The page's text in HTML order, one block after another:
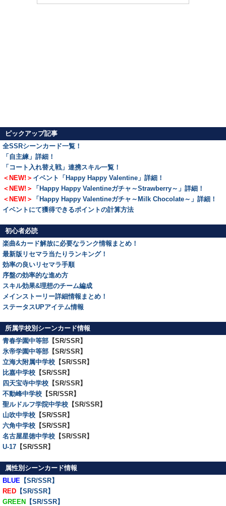
ピックアップ記事
全SSRシーンカード一覧！
「自主練」詳細！
「コート入れ替え戦」連携スキル一覧！
＜NEW!＞ イベント「Happy Happy Valentine」詳細！
＜NEW!＞
「Happy Happy Valentineガチャ～Strawberry～」詳細！
＜NEW!＞
「Happy Happy Valentineガチャ～Milk Chocolate～」詳細！
イベントにて獲得できるポイントの計算方法
初心者必読
楽曲&カード解放に必要なランク情報まとめ！
最新版リセマラ当たりランキング！
効率の良いリセマラ手順
序盤の効率的な進め方
スキル効果&理想のチーム編成
メインストーリー詳細情報まとめ！
ステータスUPアイテム情報
所属学校別シーンカード情報
青春学園中等部 【SR/SSR】
氷帝学園中等部 【SR/SSR】
立海大附属中学校 【SR/SSR】
比嘉中学校 【SR/SSR】
四天宝寺中学校 【SR/SSR】
不動峰中学校 【SR/SSR】
聖ルドルフ学院中学校 【SR/SSR】
山吹中学校 【SR/SSR】
六角中学校 【SR/SSR】
名古屋星徳中学校 【SR/SSR】
U-17 【SR/SSR】
属性別シーンカード情報
BLUE 【SR/SSR】
RED 【SR/SSR】
GREEN 【SR/SSR】